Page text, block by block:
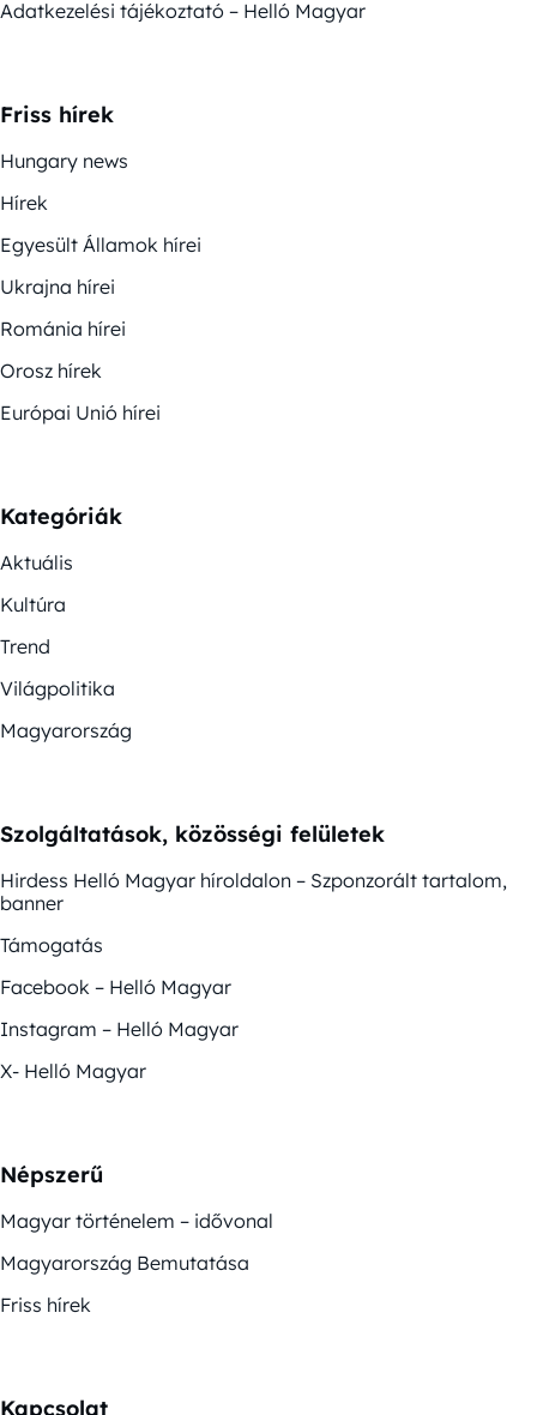
Adatkezelési tájékoztató – Helló Magyar
Friss hírek
Hungary news
Hírek
Egyesült Államok hírei
Ukrajna hírei
Románia hírei
Orosz hírek
Európai Unió hírei
Kategóriák
Aktuális
Kultúra
Trend
Világpolitika
Magyarország
Szolgáltatások, közösségi felületek
Hirdess Helló Magyar híroldalon – Szponzorált tartalom,
banner
Támogatás
Facebook – Helló Magyar
Instagram – Helló Magyar
X- Helló Magyar
Népszerű
Magyar történelem – idővonal
Magyarország Bemutatása
Friss hírek
Kapcsolat